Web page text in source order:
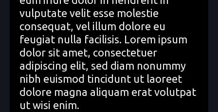
vulputate velit esse molestie
consequat, vel illum dolore eu
feugiat nulla facilisis. Lorem ipsum
dolor sit amet, consectetuer
adipiscing elit, sed diam nonummy
nibh euismod tincidunt ut laoreet
dolore magna aliquam erat volutpat
ut wisi enim.